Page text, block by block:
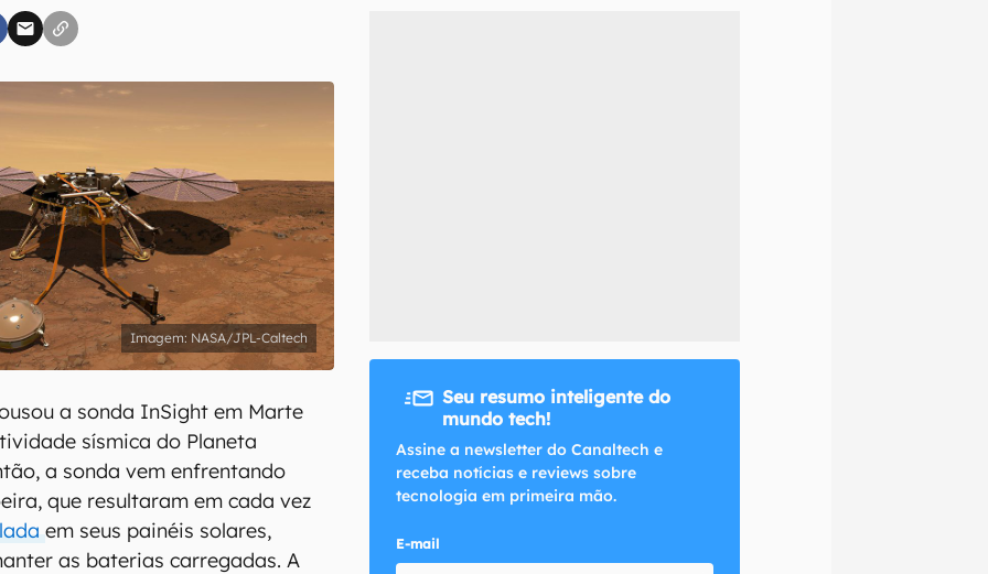
NASA/JPL-Caltech
a sonda InSight em Marte
sísmica do Planeta
a sonda vem enfrentando
que resultaram em cada vez
em seus painéis solares,
as baterias carregadas. A
Seu resumo inteligente do
mundo tech!
Assine a newsletter do Canaltech e
receba notícias e reviews sobre
tecnologia em primeira mão.
E-mail